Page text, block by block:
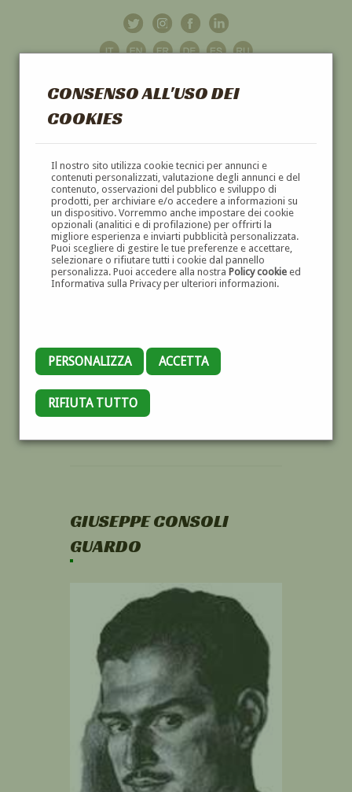
CONSENSO ALL'USO DEI
COOKIES
Il nostro sito utilizza cookie tecnici per annunci e
contenuti personalizzati, valutazione degli annunci e del
contenuto, osservazioni del pubblico e sviluppo di
prodotti, per archiviare e/o accedere a informazioni su
un dispositivo. Vorremmo anche impostare dei cookie
opzionali (analitici e di profilazione) per offrirti la
migliore esperienza e inviarti pubblicità personalizzata.
Puoi scegliere di gestire le tue preferenze e accettare,
selezionare o rifiutare tutti i cookie dal pannello
personalizza. Puoi accedere alla nostra Policy cookieed
Informativa sulla Privacy per ulteriori informazioni.
PERSONALIZZA ACCETTA
RIFIUTA TUTTO
GALLERIAD'ARTE
DIPINTI E SCULTURE '800 E '900
GIUSEPPE CONSOLI
GUARDO